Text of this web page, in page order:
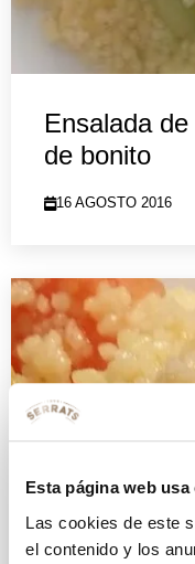
Esta página web usa
Las cookies de este
el contenido y los
Ensalada
de bonito
16 AGOSTO 2016